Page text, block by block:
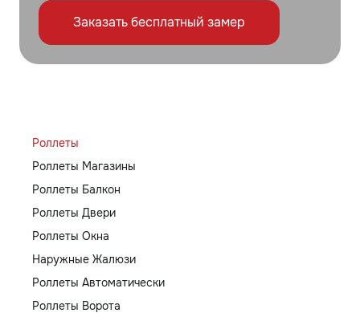
Заказать бесплатный замер
Роллеты
Роллеты Магазины
Роллеты Балкон
Роллеты Двери
Роллеты Окна
Наружные Жалюзи
Роллеты Автоматически
Роллеты Ворота